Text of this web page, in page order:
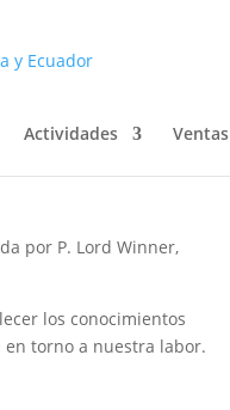
Actividades Ventas
por P. Lord Winner,
los conocimientos
torno a nuestra labor.